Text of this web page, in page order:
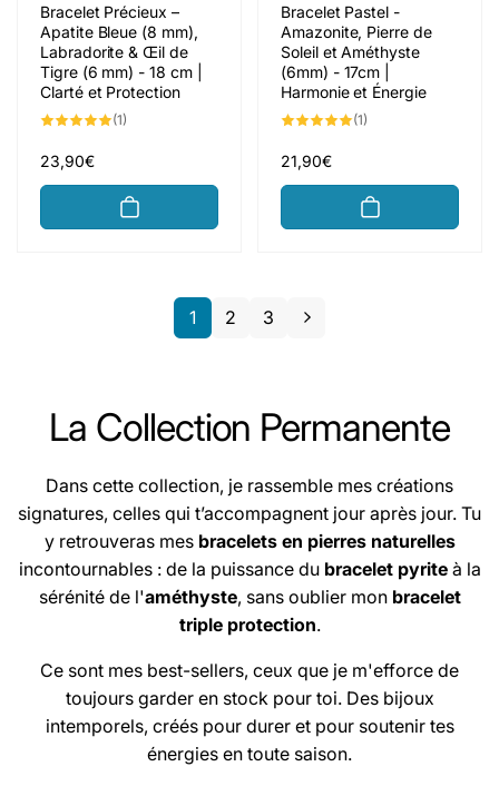
Bracelet Précieux –
Apatite Bleue (8 mm),
Labradorite & Œil de
Tigre (6 mm) - 18 cm |
Clarté et Protection
(1)
Prix
habituel
23,90€
Bracelet Pastel -
Amazonite, Pierre de
Soleil et Améthyste
(6mm) - 17cm |
Harmonie et Énergie
(1)
Prix
habituel
21,90€
1 2 3
La Collection Permanente
Dans cette collection, je rassemble mes créations
signatures, celles qui t’accompagnent jour après jour. Tu
y retrouveras mes bracelets en pierres naturelles
incontournables : de la puissance du bracelet pyriteà la
sérénité de l'améthyste, sans oublier mon bracelet
triple protection.
Ce sont mes best-sellers, ceux que je m'efforce de
toujours garder en stock pour toi. Des bijoux
intemporels, créés pour durer et pour soutenir tes
énergies en toute saison.